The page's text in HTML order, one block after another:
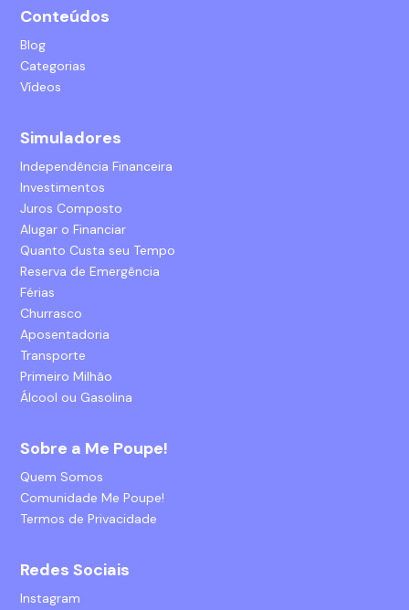
Conteúdos
Blog
Categorias
Vídeos
Simuladores
Independência Financeira
Investimentos
Juros Composto
Alugar o Financiar
Quanto Custa seu Tempo
Reserva de Emergência
Férias
Churrasco
Aposentadoria
Transporte
Primeiro Milhão
Álcool ou Gasolina
Sobre a Me Poupe!
Quem Somos
Comunidade Me Poupe!
Termos de Privacidade
Redes Sociais
Instagram